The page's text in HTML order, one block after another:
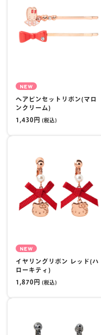
NEW
ヘアピンセットリボン(マロ
ンクリーム)
1,430円 (税込)
NEW
イヤリングリボン レッド(ハ
ローキティ)
1,870円 (税込)